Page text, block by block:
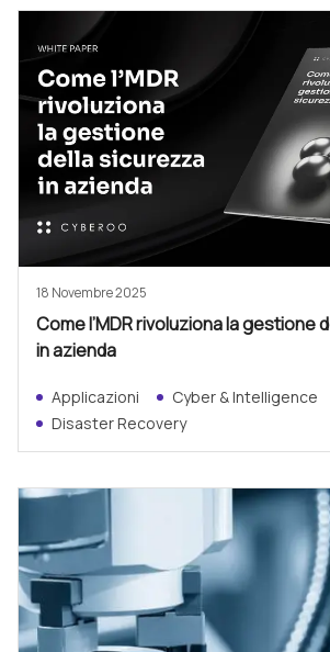
18 Novembre 2025
Come l’MDR rivoluziona la gestione
in azienda
Applicazioni
Cyber & Intelligence
Disaster Recovery